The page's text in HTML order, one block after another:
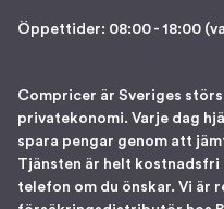
Öppettider: 08:00 - 18:00
Compricer är Sveriges
privatekonomi. Varje dag
spara pengar genom att
Tjänsten är helt kostnadsfri
telefon om du önskar. Vi är